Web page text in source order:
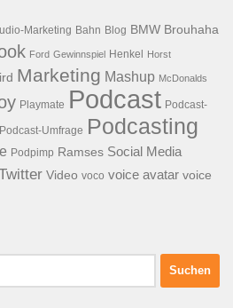
Marketing Bahn Blog BMW Brouhaha
Ford Gewinnspiel Henkel Horst
Marketing Mashup McDonalds
Playmate Podcast Podcast-
Podcast-Umfrage Podcasting
Podpimp Ramses Social Media
Video voco voice avatar voice